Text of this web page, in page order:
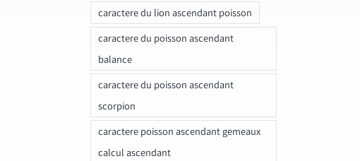
caractere du lion ascendant poisson
caractere du poisson ascendant
balance
caractere du poisson ascendant
scorpion
caractere poisson ascendant gemeaux
calcul ascendant